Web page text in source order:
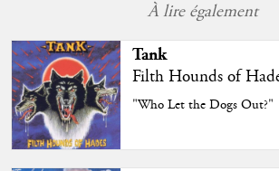
À lire également
Tank
Filth Hounds of
"Who Let the Dogs Out?"